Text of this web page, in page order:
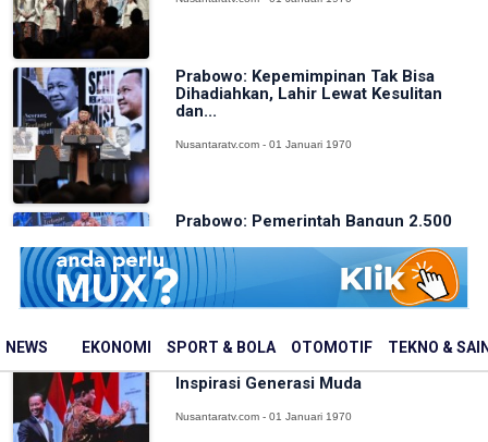
NEWS EKONOMI SPORT & BOLA OTOMOTIF TEKNO &
Prabowo: Kepemimpinan Tak Bisa
Dihadiahkan, Lahir Lewat Kesulitan
dan...
Nusantaratv.com - 01 Januari 1970
Prabowo: Pemerintah Bangun 2.500
Nusantaratv.com - 01 Januari 1970
Prabowo Sebut Bahlil Bisa Jadi
Inspirasi Generasi Muda
Nusantaratv.com - 01 Januari 1970